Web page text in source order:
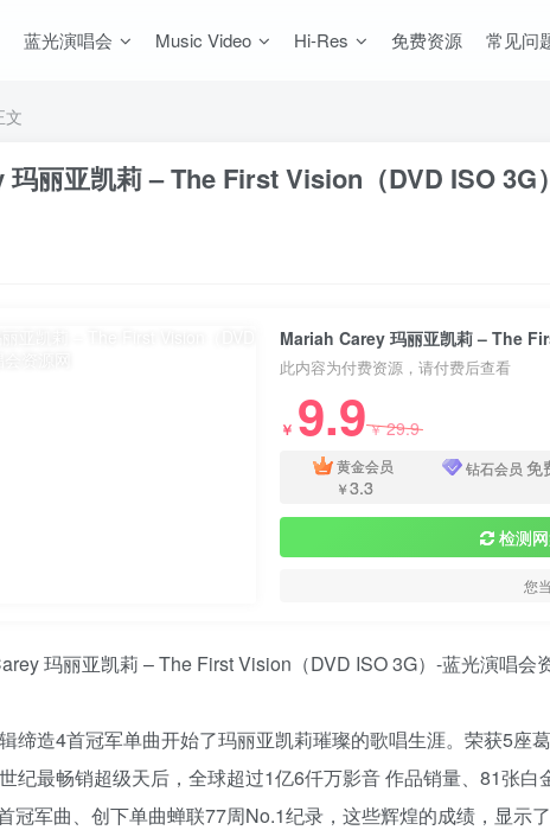
蓝光演唱会 Music Video Hi-Res 免费资源 常见问
文
丽亚凯莉 ‎– The First Vision（DVD ISO 3G）
Mariah Carey 玛丽亚凯莉 ‎– The
此内容为付费资源，请付费后查看
￥ 9.9￥29.9
黄金会员
￥3.3
钻石会员 免
检测
您
缔造4首冠军单曲开始了玛丽亚凯莉璀璨的歌唱生涯。荣获5座
纪最畅销超级天后，全球超过1亿6仟万影音 作品销量、81张
冠军曲、创下单曲蝉联77周No.1纪录，这些辉煌的成绩，显示